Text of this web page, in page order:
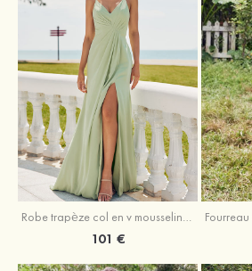
Robe trapèze col en v mousseline ras du sol robe de demoiselle d'honneur
101 €